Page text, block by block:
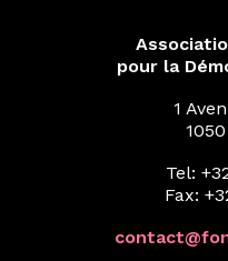
pour la
1
Tel:
Fax: